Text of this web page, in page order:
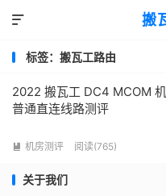
搬

标签：搬瓦工路由
2022 搬瓦工 DC4 MCOM
普通直连线路测评
 机房测评 阅读(765)
关于我们